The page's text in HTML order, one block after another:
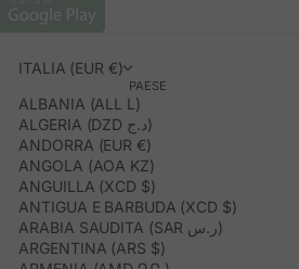
ITALIA (EUR €)
PAESE
ALBANIA (ALL L)
ALGERIA (DZD د.ج)
ANDORRA (EUR €)
ANGOLA (AOA KZ)
ANGUILLA (XCD $)
ANTIGUA E BARBUDA (XCD $)
ARABIA SAUDITA (SAR ر.س)
ARGENTINA (ARS $)